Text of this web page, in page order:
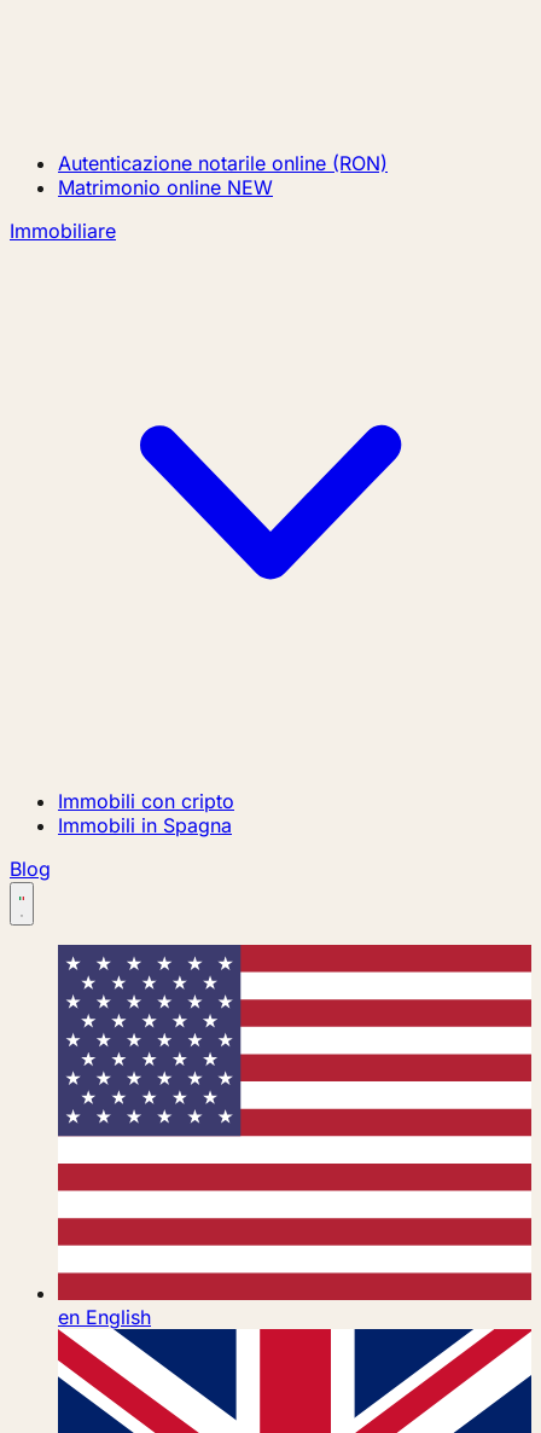
Autenticazione notarile online (RON)
Matrimonio online NEW
Immobiliare
Immobili con cripto
Immobili in Spagna
Blog
en English